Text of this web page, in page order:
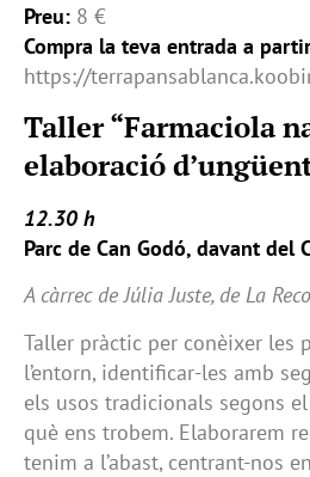
Preu: 8 €
Compra la teva entrada a
https://
Taller “Farmaciola
elaboració
12.30 h
Parc de Can Godó, davant del
A càrrec de Júlia Juste, de La
Taller pràctic per conèixer les
l’entorn, identificar-les amb
els usos tradicionals segons
què ens trobem. Elaborarem
tenim a l’abast, centrant-nos